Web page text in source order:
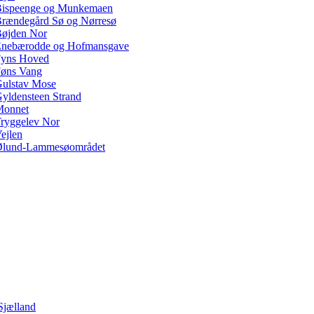
og Munkemaen
Sø og Nørresø
Nor
og Hofmansgave
Hoved
Vang
Mose
Strand
Nor
Lammesøområdet